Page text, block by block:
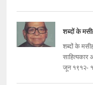
शब्दों के
शब्दों के
साहित्यकार
जून १९१२-